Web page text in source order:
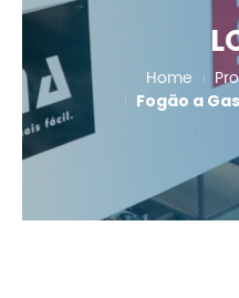
e
Home
Fogão a